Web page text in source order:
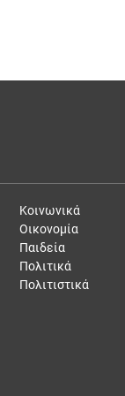
Κοινωνικά
Οικονομία
Παιδεία
Πολιτικά
Πολιτιστικά